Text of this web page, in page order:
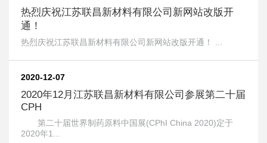
热烈庆祝江苏联昌新材料有限公司新网站改版开
通！
热烈庆祝江苏联昌新材料有限公司新网站改版开通！ ...
2020-12-07
2020年12月江苏联昌新材料有限公司参展第二十届
CPH
第二十届世界制药原料中国展(CPhI China 2020)定于
2020年1...